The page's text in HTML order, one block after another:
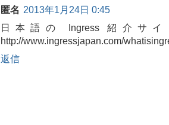
匿名 2013年1月24日 0:45
日本語の Ingress 紹介サ
http://www.ingressjapan.com/
返信